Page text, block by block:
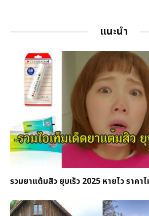
แนะนำ
รวมยาแต้มสิว ยุบเร็ว 2025 หายไว ราคา